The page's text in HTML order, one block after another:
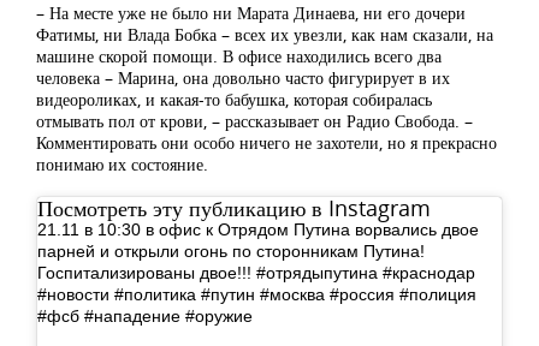
– На месте уже не было ни Марата Динаева, ни его дочери
Фатимы, ни Влада Бобка – всех их увезли, как нам сказали, на
машине скорой помощи. В офисе находились всего два
человека – Марина, она довольно часто фигурирует в их
видеороликах, и какая-то бабушка, которая собиралась
отмывать пол от крови, – рассказывает он Радио Свобода. –
Комментировать они особо ничего не захотели, но я прекрасно
понимаю их состояние.
Посмотреть эту публикацию в Instagram
21.11 в 10:30 в офис к Отрядом Путина ворвались двое
парней и открыли огонь по сторонникам Путина!
Госпитализированы двое!!! #отрядыпутина #краснодар
#новости #политика #путин #москва #россия #полиция
#фсб #нападение #оружие